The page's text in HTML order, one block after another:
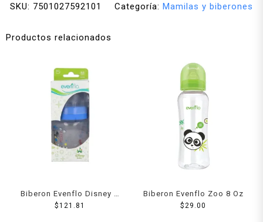
SKU: 7501027592101 Categoría: Mamilas y biberones
Productos relacionados
Biberon Evenflo Disney 5
Oz
$121.81
Biberon Evenflo Zoo 8 Oz
$ 29.00